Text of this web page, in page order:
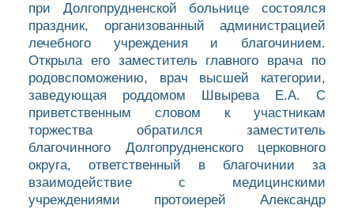
при Долгопрудненской больнице состоялся
праздник, организованный администрацией
лечебного учреждения и благочинием.
Открыла его заместитель главного врача по
родовспоможению, врач высшей категории,
заведующая роддомом Швырева Е.А. С
приветственным словом к участникам
торжества обратился заместитель
благочинного Долгопрудненского церковного
округа, ответственный в благочинии за
взаимодействие с медицинскими
учреждениями протоиерей Александр